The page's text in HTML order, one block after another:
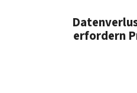
erfordern